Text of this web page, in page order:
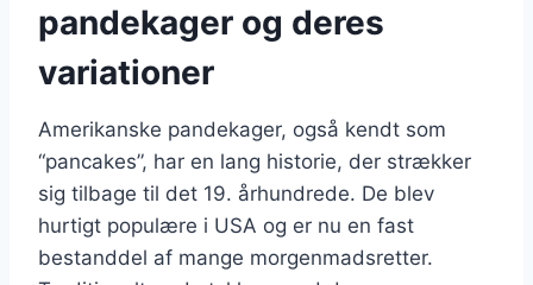
pandekager og deres
variationer
Amerikanske pandekager, også kendt som
“pancakes”, har en lang historie, der strækker
sig tilbage til det 19. århundrede. De blev
hurtigt populære i USA og er nu en fast
bestanddel af mange morgenmadsretter.